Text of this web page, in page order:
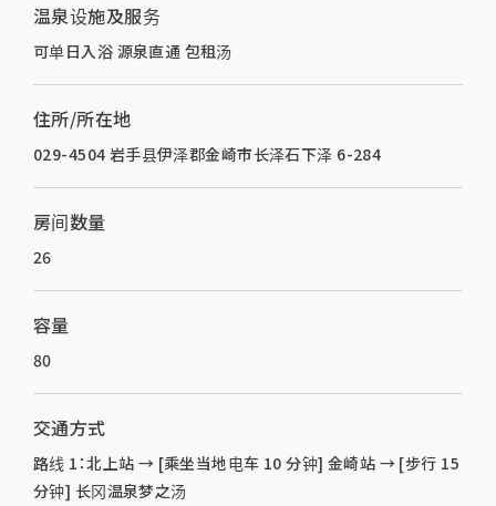
温泉设施及服务
可单日入浴 源泉直通 包租汤
住所/所在地
029-4504 岩手县伊泽郡金崎市长泽石下泽 6-284
房间数量
26
容量
80
交通方式
路线 1：北上站 → [乘坐当地电车 10 分钟] 金崎站 → [步行 15
分钟] 长冈温泉梦之汤